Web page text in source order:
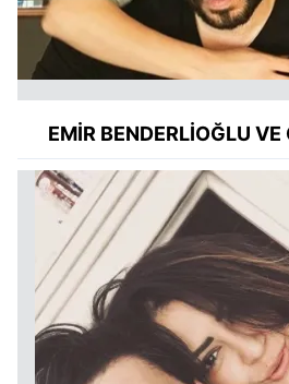
EMİR BENDERLİOĞLU VE